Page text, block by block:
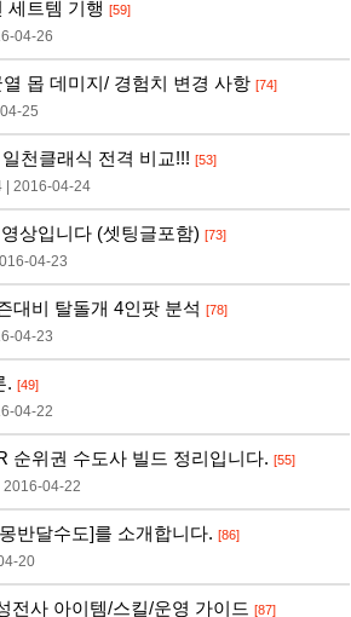
세트템 기행 [59]
04-26
몹 데미지/ 경험치 변경 사항 [74]
25
천클래식 전격 비교!!! [53]
| 2016-04-24
상입니다 (셋팅글포함) [73]
04-23
대비 탈돌개 4인팟 분석 [78]
04-23
. [49]
04-22
순위권 수도사 빌드 정리입니다. [55]
2016-04-22
반달수도]를 소개합니다. [86]
20
전사 아이템/스킬/운영 가이드 [87]